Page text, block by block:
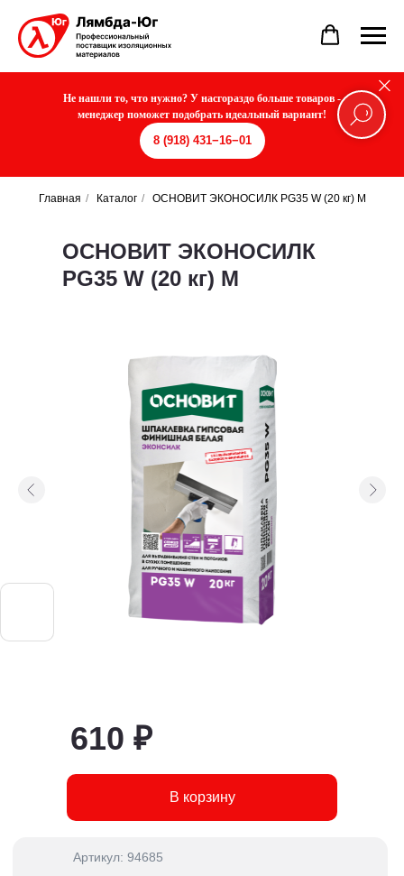
Не нашли то, что нужно? У насгораздо больше товаров -
менеджер поможет подобрать идеальный вариант!
8 (918) 431−16−01
Главная / Каталог / ОСНОВИТ ЭКОНОСИЛК PG35 W (20 кг) М
ОСНОВИТ ЭКОНОСИЛК
PG35 W (20 кг) М
610 ₽
В корзину
Артикул: 94685